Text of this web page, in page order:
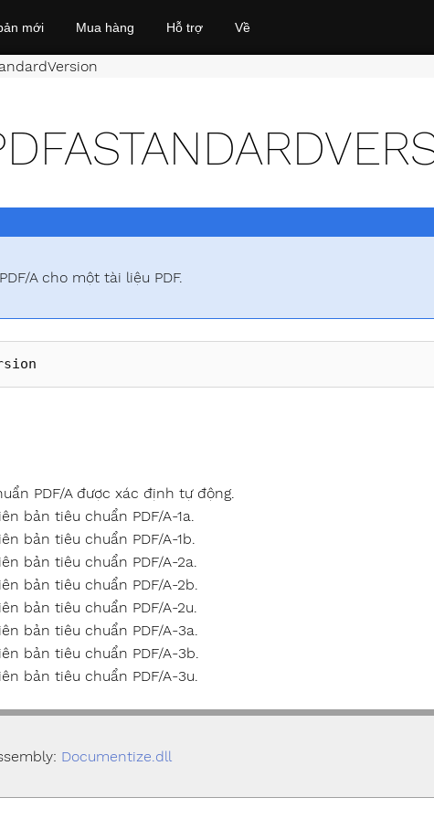
mới Mua hàng Hỗ trợ Về
A cho một tài liệu PDF.
PDF/A được xác định tự động.
bản tiêu chuẩn PDF/A-1a.
bản tiêu chuẩn PDF/A-1b.
bản tiêu chuẩn PDF/A-2a.
bản tiêu chuẩn PDF/A-2b.
bản tiêu chuẩn PDF/A-2u.
bản tiêu chuẩn PDF/A-3a.
bản tiêu chuẩn PDF/A-3b.
bản tiêu chuẩn PDF/A-3u.
Documentize.dll